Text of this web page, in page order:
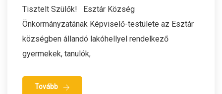
Tisztelt Szülők! Esztár Község
Önkormányzatának Képviselő-testülete az Esztár
községben állandó lakóhellyel rendelkező
gyermekek, tanulók,
Tovább